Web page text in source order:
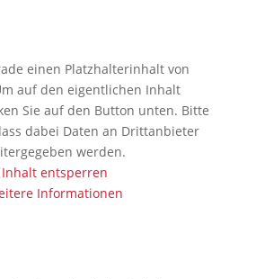
einen Platzhalterinhalt von
auf den eigentlichen Inhalt
Sie auf den Button unten. Bitte
dabei Daten an Drittanbieter
werden.
Inhalt entsperren
Informationen